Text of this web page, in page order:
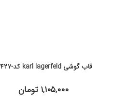
قاب گوشی karl lagerfeld کد-۲۰۷۴۲۷
۱,۱۰۵,۰۰۰ تومان